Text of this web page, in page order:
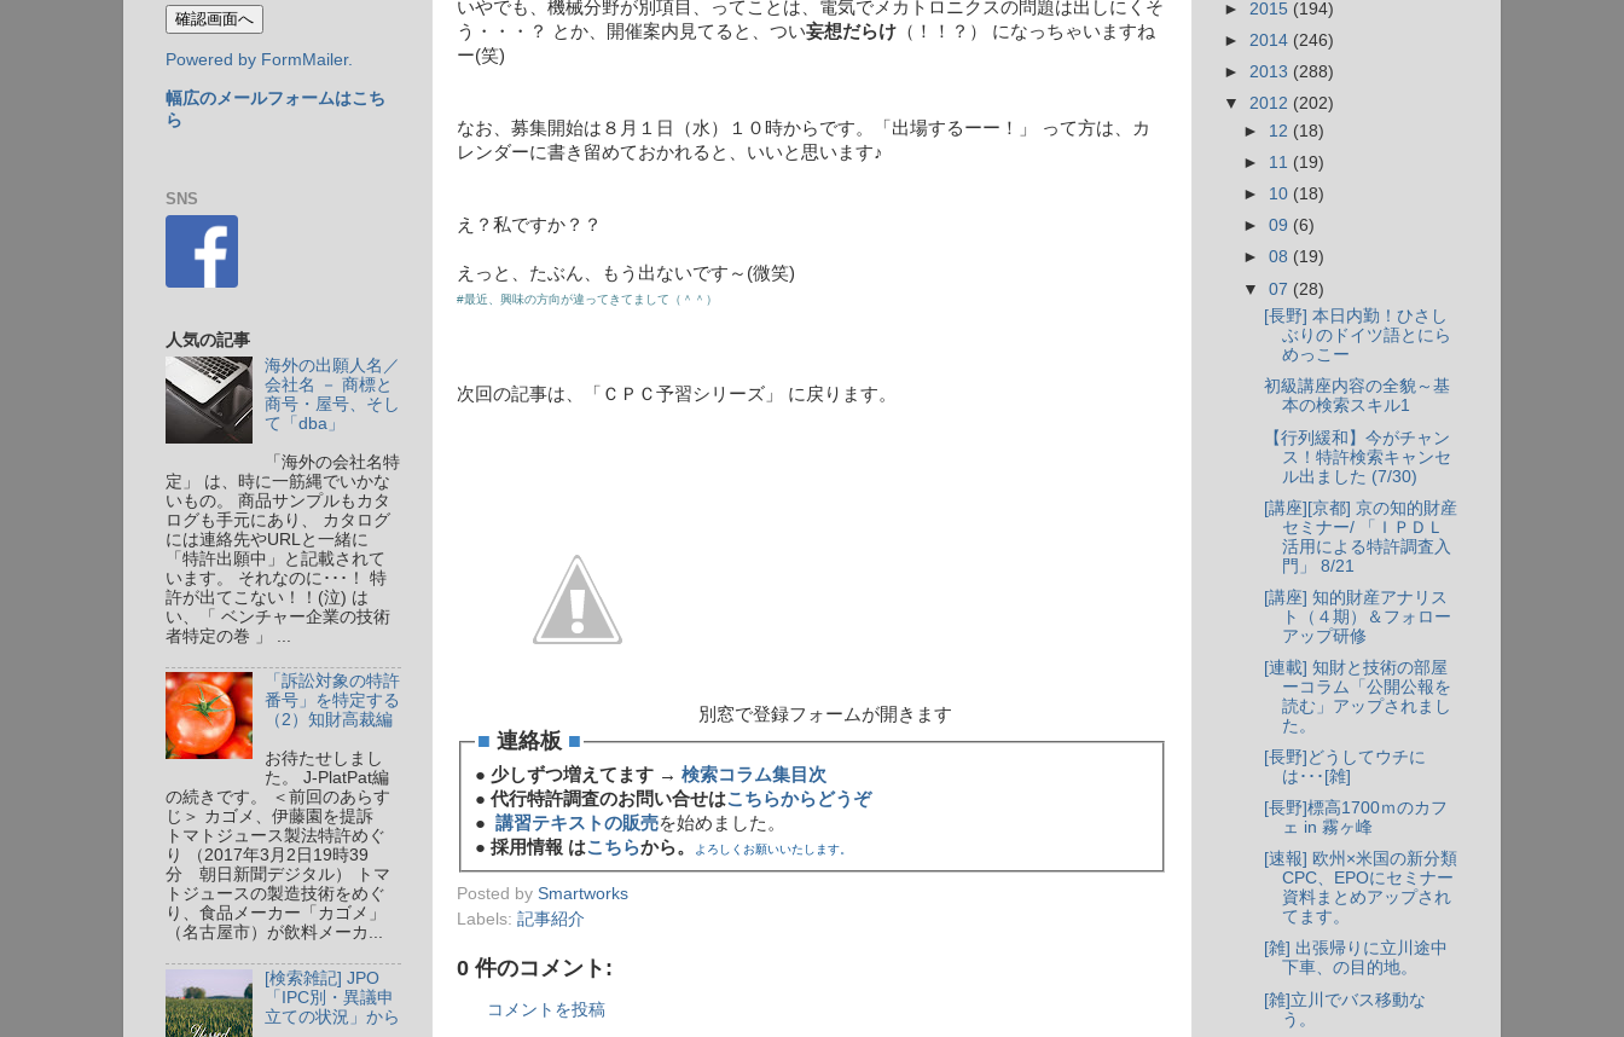
いやでも、機械分野が別項目、ってことは、電気でメカトロニクスの問題は出しにくそ
う・・・？ とか、開催案内見てると、つい妄想だらけ （！！？） になっちゃいますね
ー(笑)
なお、募集開始は８月１日（水）１０時からです。「出場するーー！」 って方は、カ
レンダーに書き留めておかれると、いいと思います♪
え？私ですか？？
えっと、たぶん、もう出ないです～(微笑)
#最近、興味の方向が違ってきてまして（＾＾）
次回の記事は、「ＣＰＣ予習シリーズ」 に戻ります。
別窓で登録フォームが開きます
■連絡板 ■
● 少しずつ増えてます →検索コラム集目次
●代行特許調査のお問い合せはこちらからどうぞ
●講習テキストの販売を始めました。
●採用情報 はこちらから。 よろしくお願いいたします。
Posted by Smartworks
Labels: 記事紹介
0 件のコメント:
コメントを投稿
Powered by FormMailer.
幅広のメールフォームはこち
ら
SNS
人気の記事
海外の出願人名／
会社名 － 商標と
商号・屋号、そし
て「dba」
「海外の会社名特
定」 は、時に一筋縄でいかな
いもの。 商品サンプルもカタ
ログも手元にあり、 カタログ
には連絡先やURLと一緒に
「特許出願中」と記載されて
います。 それなのに･･･！ 特
許が出てこない！！(泣) は
い、「 ベンチャー企業の技術
者特定の巻 」 ...
「訴訟対象の特許
番号」を特定する
（2）知財高裁編
お待たせしまし
た。 J-PlatPat編
の続きです。 ＜前回のあらす
じ＞ カゴメ、伊藤園を提訴
トマトジュース製法特許めぐ
り （2017年3月2日19時39
分 朝日新聞デジタル） トマ
トジュースの製造技術をめぐ
り、食品メーカー「カゴメ」
（名古屋市）が飲料メーカ...
[検索雑記] JPO
「IPC別・異議申
立ての状況」から
► 2015 (194)
► 2014 (246)
► 2013 (288)
▼ 2012 (202)
► 12 (18)
► 11 (19)
► 10 (18)
►09 (6)
►08 (19)
▼07 (28)
[長野] 本日内勤！ひさし
ぶりのドイツ語とにら
めっこー
初級講座内容の全貌～基
本の検索スキル1
【行列緩和】今がチャン
ス！特許検索キャンセ
ル出ました (7/30)
[講座][京都] 京の知的財産
セミナー/ 「ＩＰＤＬ
活用による特許調査入
門」 8/21
[講座] 知的財産アナリス
ト（４期）＆フォロー
アップ研修
[連載] 知財と技術の部屋
ーコラム「公開公報を
読む」アップされまし
た。
[長野]どうしてウチに
は･･･[雑]
[長野]標高1700ｍのカフ
ェ in 霧ヶ峰
[速報] 欧州×米国の新分類
CPC、EPOにセミナー
資料まとめアップされ
てます。
[雑] 出張帰りに立川途中
下車、の目的地。
[雑]立川でバス移動な
う。